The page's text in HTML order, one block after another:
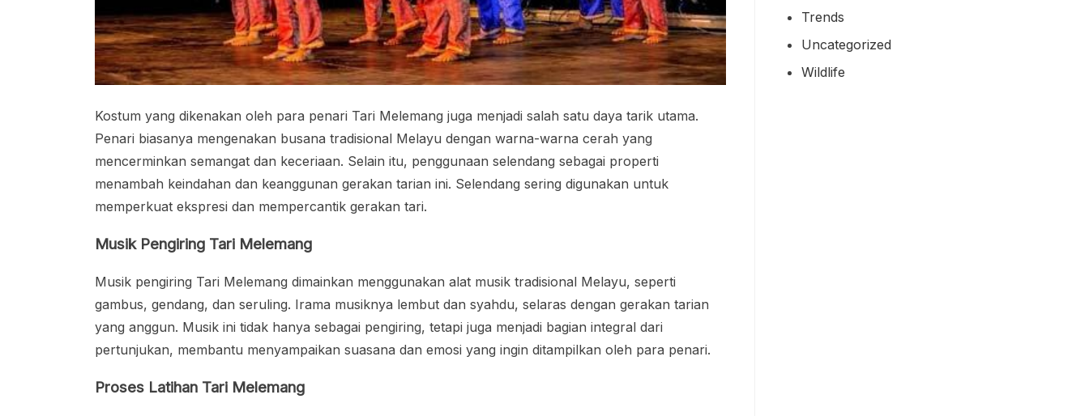
Kostum yang dikenakan oleh para penari Tari Melemang juga menjadi salah satu daya tarik utama.
Penari biasanya mengenakan busana tradisional Melayu dengan warna-warna cerah yang
mencerminkan semangat dan keceriaan. Selain itu, penggunaan selendang sebagai properti
menambah keindahan dan keanggunan gerakan tarian ini. Selendang sering digunakan untuk
memperkuat ekspresi dan mempercantik gerakan tari.
Musik Pengiring Tari Melemang
Musik pengiring Tari Melemang dimainkan menggunakan alat musik tradisional Melayu, seperti
gambus, gendang, dan seruling. Irama musiknya lembut dan syahdu, selaras dengan gerakan tarian
yang anggun. Musik ini tidak hanya sebagai pengiring, tetapi juga menjadi bagian integral dari
pertunjukan, membantu menyampaikan suasana dan emosi yang ingin ditampilkan oleh para penari.
Proses Latihan Tari Melemang
Trends
Uncategorized
Wildlife